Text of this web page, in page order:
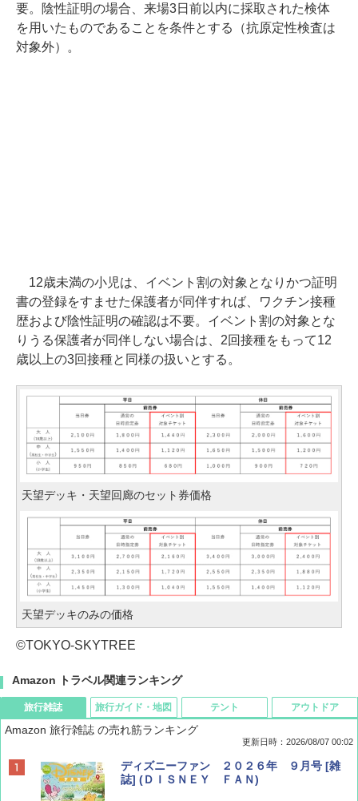
要。陰性証明の場合、来場3日前以内に採取された検体
を用いたものであることを条件とする（抗原定性検査は
対象外）。
12歳未満の小児は、イベント割の対象となりかつ証明
書の登録をすませた保護者が同伴すれば、ワクチン接種
歴および陰性証明の確認は不要。イベント割の対象とな
りうる保護者が同伴しない場合は、2回接種をもって12
歳以上の3回接種と同様の扱いとする。
天望デッキ・天望回廊のセット券価格
天望デッキのみの価格
©TOKYO-SKYTREE
Amazon トラベル関連ランキング
旅行雑誌
Amazon 旅行雑誌 の売れ筋ランキング
更新日時：2026/08/07 00:02
ディズニーファン ２０２６年 ９月号 [雑
誌] (ＤＩＳＮＥＹ ＦＡＮ)
旅行ガイド・地図 テント アウトドア